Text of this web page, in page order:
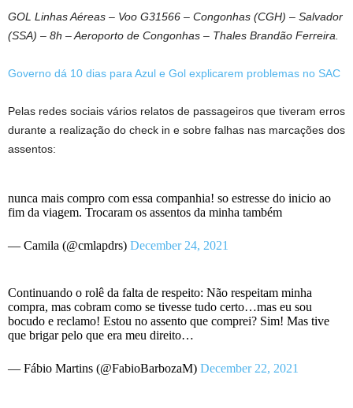
GOL Linhas Aéreas – Voo G31566 – Congonhas (CGH) – Salvador
(SSA) – 8h – Aeroporto de Congonhas – Thales Brandão Ferreira.
Governo dá 10 dias para Azul e Gol explicarem problemas no SAC
Pelas redes sociais vários relatos de passageiros que tiveram erros
durante a realização do check in e sobre falhas nas marcações dos
assentos:
nunca mais compro com essa companhia! so estresse do inicio ao
fim da viagem. Trocaram os assentos da minha também
— Camila (@cmlapdrs) December 24, 2021
Continuando o rolê da falta de respeito: Não respeitam minha
compra, mas cobram como se tivesse tudo certo…mas eu sou
bocudo e reclamo! Estou no assento que comprei? Sim! Mas tive
que brigar pelo que era meu direito…
— Fábio Martins (@FabioBarbozaM) December 22, 2021